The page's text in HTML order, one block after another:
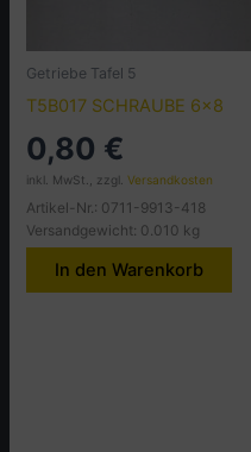
Getriebe Tafel 5
T5B017 SCHRAUBE 6×8
0,80 €
inkl. MwSt., zzgl.Versandkosten
Artikel-Nr.: 0711-9913-418
Versandgewicht: 0.010 kg
In den Warenkorb